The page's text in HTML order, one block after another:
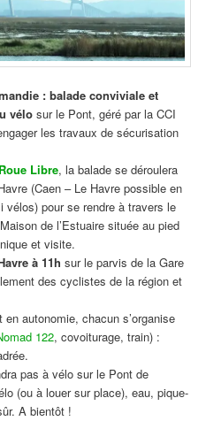
: balade conviviale et
vélo sur le Pont, géré par la CCI
les travaux de sécurisation
Libre, la balade se déroulera
(Caen – Le Havre possible en
vélos) pour se rendre à travers le
de l’Estuaire située au pied
et visite.
à 11h sur le parvis de la Gare
des cyclistes de la région et
autonomie, chacun s’organise
122, covoiturage, train) :
pas à vélo sur le Pont de
(ou à louer sur place), eau, pique-
A bientôt !